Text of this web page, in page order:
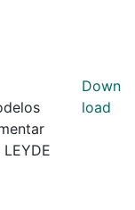
Down
load